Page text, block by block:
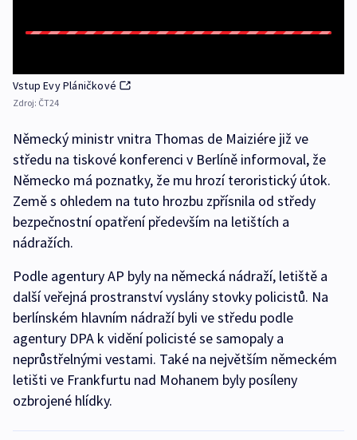
Vstup Evy Pláničkové
Zdroj: ČT24
Německý ministr vnitra Thomas de Maiziére již ve
středu na tiskové konferenci v Berlíně informoval, že
Německo má poznatky, že mu hrozí teroristický útok.
Země s ohledem na tuto hrozbu zpřísnila od středy
bezpečnostní opatření především na letištích a
nádražích.
Podle agentury AP byly na německá nádraží, letiště a
další veřejná prostranství vyslány stovky policistů. Na
berlínském hlavním nádraží byli ve středu podle
agentury DPA k vidění policisté se samopaly a
neprůstřelnými vestami. Také na největším německém
letišti ve Frankfurtu nad Mohanem byly posíleny
ozbrojené hlídky.